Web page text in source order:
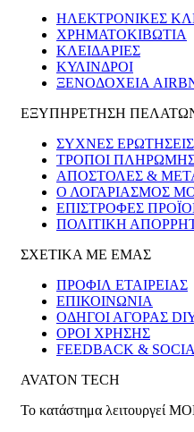
ΗΛΕΚΤΡΟΝΙΚΈΣ
ΧΡΗΜΑΤΟΚΙΒΏΤΙΑ
ΚΛΕΙΔΑΡΙΈΣ
ΚΎΛΙΝΔΡΟΙ
ΞΕΝΟΔΟΧΕΊΑ
ΕΞΥΠΗΡΕΤΗΣΗ
ΣΥΧΝΕΣ ΕΡΩΤΗΣΕΙΣ
ΤΡΟΠΟΙ
ΑΠΟΣΤΟΛΕΣ &
Ο ΛΟΓΑΡΙΑΣΜΟΣ
ΕΠΙΣΤΡΟΦΕΣ
ΠΟΛΙΤΙΚΗ
ΣΧΕΤΙΚΑ ΜΕ ΕΜΑΣ
ΠΡΟΦΙΛ ΕΤΑΙΡΕΙΑΣ
ΕΠΙΚΟΙΝΩΝΙΑ
ΟΔΗΓΟΙ ΑΓΟΡΑΣ
ΟΡΟΙ ΧΡΗΣΗΣ
FEEDBACK &
AVATON TECH
Το κατάστημα λειτουργεί